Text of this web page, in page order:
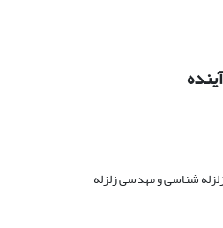
شناسی و مهدسی زلزله